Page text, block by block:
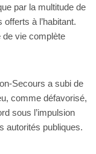
par la multitude de
à l’habitant.
de vie complète
Secours a subi de
comme défavorisé,
sous l’impulsion
autorités publiques.